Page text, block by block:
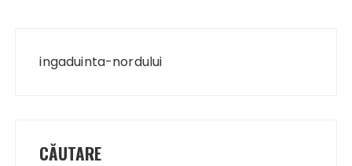
ingaduinta-nordului
CĂUTARE